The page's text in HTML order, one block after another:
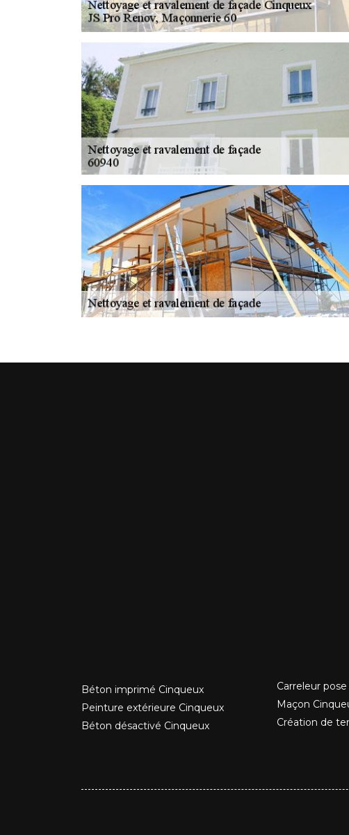
Béton imprimé Cinqueux
Peinture extérieure Cinqueux
Béton désactivé Cinqueux
Carreleur
Maçon
Création de